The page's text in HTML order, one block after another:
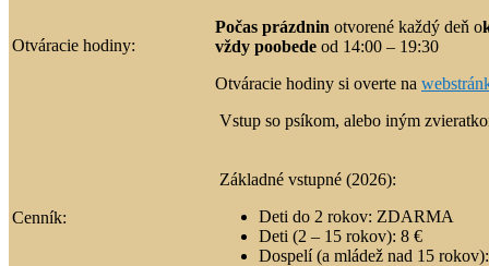
Otváracie hodiny:
Počas prázdnin otvorené každý deň o
vždy poobede od 14:00 – 19:30
Otváracie hodiny si overte na
Vstup so psíkom, alebo iným
Cenník:
Základné vstupné (2026):
Deti do 2 rokov: ZDARMA
Deti (2 – 15 rokov): 8 €
Dospelí (a mládež nad 15